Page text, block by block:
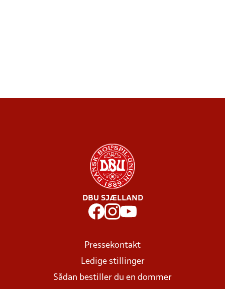
DBU SJÆLLAND
Pressekontakt
Ledige stillinger
Sådan bestiller du en dommer